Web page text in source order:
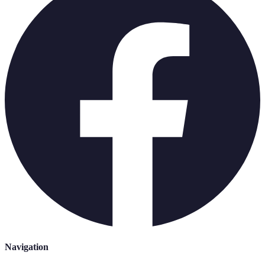
Navigation